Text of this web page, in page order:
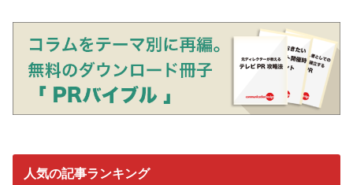
人気の記事ランキング